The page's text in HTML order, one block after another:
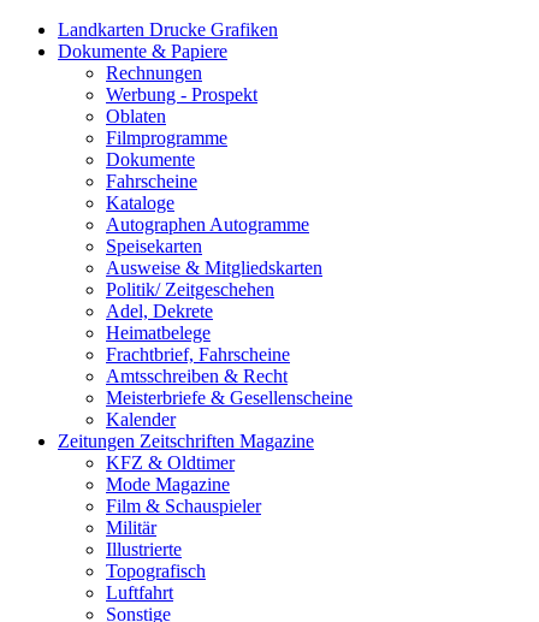
Landkarten Drucke Grafiken
Dokumente & Papiere
Rechnungen
Werbung - Prospekt
Oblaten
Filmprogramme
Dokumente
Fahrscheine
Kataloge
Autographen Autogramme
Speisekarten
Ausweise & Mitgliedskarten
Politik/ Zeitgeschehen
Adel, Dekrete
Heimatbelege
Frachtbrief, Fahrscheine
Amtsschreiben & Recht
Meisterbriefe & Gesellenscheine
Kalender
Zeitungen Zeitschriften Magazine
KFZ & Oldtimer
Mode Magazine
Film & Schauspieler
Militär
Illustrierte
Topografisch
Luftfahrt
Sonstige